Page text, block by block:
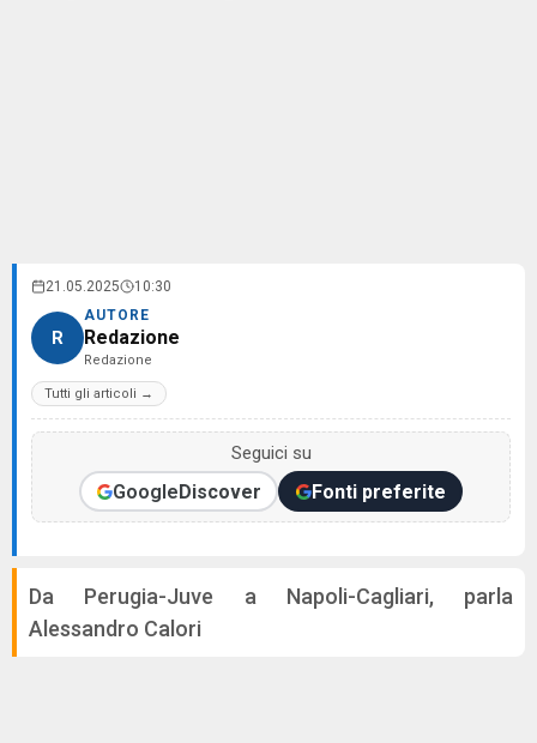
21.05.2025 10:30
R
AUTORE
Redazione
Redazione
Tutti gli articoli →
Seguici su
GoogleDiscover Fonti preferite
Da Perugia-Juve a Napoli-Cagliari, parla
Alessandro Calori